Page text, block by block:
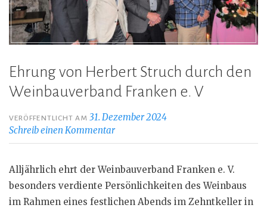
Ehrung von Herbert Struch durch den
Weinbauverband Franken e. V
VERÖFFENTLICHT AM 31. Dezember 2024
Schreib einen Kommentar
Alljährlich ehrt der Weinbauverband Franken e. V.
besonders verdiente Persönlichkeiten des Weinbaus
im Rahmen eines festlichen Abends im Zehntkeller in